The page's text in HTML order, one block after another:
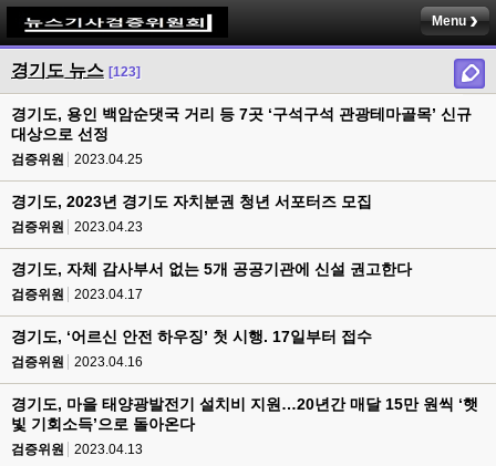
Menu
경기도 뉴스 [123]
경기도, 용인 백암순댓국 거리 등 7곳 ‘구석구석 관광테마골목’ 신규
대상으로 선정
검증위원 2023.04.25
경기도, 2023년 경기도 자치분권 청년 서포터즈 모집
검증위원 2023.04.23
경기도, 자체 감사부서 없는 5개 공공기관에 신설 권고한다
검증위원 2023.04.17
경기도, ‘어르신 안전 하우징’ 첫 시행. 17일부터 접수
검증위원 2023.04.16
경기도, 마을 태양광발전기 설치비 지원…20년간 매달 15만 원씩 ‘햇
빛 기회소득’으로 돌아온다
검증위원 2023.04.13